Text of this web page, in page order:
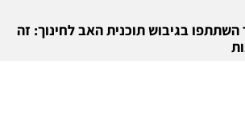
השתתפו בגיבוש תוכנית האב לחינוך: זה